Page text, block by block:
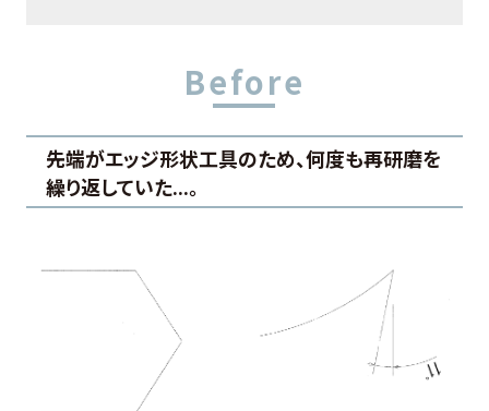
0274-62-1744
（平日：9:00 ~ 17:00)
お問合せはこちら
先端がエッジ形状工具のため、何度も再研磨を
繰り返していた...。